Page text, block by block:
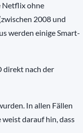
Netflix ohne
2008 und
werden einige Smart-
direkt nach der
In allen Fällen
darauf hin, dass